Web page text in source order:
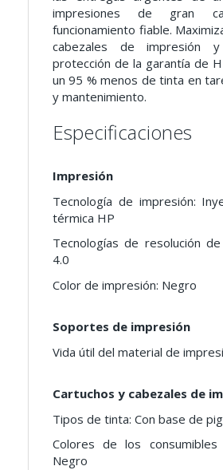
impresiones de gran
funcionamiento fiable.
cabezales de impresión
protección de la garantía de
un 95 % menos de tinta en
y mantenimiento.
Especificaciones
Impresión
Tecnología de impresión:
térmica HP
Tecnologías de resolución
4.0
Color de impresión: Negro
Soportes de impresión
Vida útil del material de
Cartuchos y cabezales de
Tipos de tinta: Con base de
Colores de los consumibles
Negro